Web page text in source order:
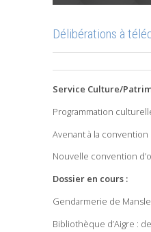
Délibérations à
Service Culture/
Programmation
Avenant à la convention
Nouvelle convention
Dossier en cours :
Gendarmerie de
Bibliothèque d’Aigre :